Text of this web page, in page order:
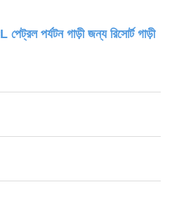
পর্যটন গাড়ী জন্য রিসোর্ট গাড়ী